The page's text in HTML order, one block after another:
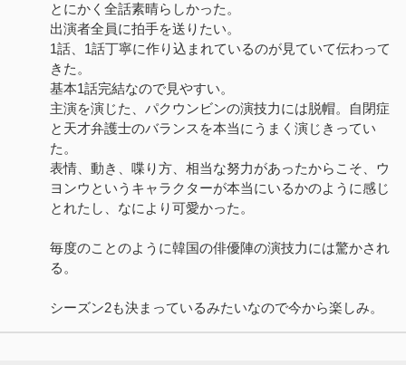
とにかく全話素晴らしかった。
出演者全員に拍手を送りたい。
1話、1話丁寧に作り込まれているのが見ていて伝わって
きた。
基本1話完結なので見やすい。
主演を演じた、パクウンビンの演技力には脱帽。自閉症
と天才弁護士のバランスを本当にうまく演じきってい
た。
表情、動き、喋り方、相当な努力があったからこそ、ウ
ヨンウというキャラクターが本当にいるかのように感じ
とれたし、なにより可愛かった。
毎度のことのように韓国の俳優陣の演技力には驚かされ
る。
シーズン2も決まっているみたいなので今から楽しみ。